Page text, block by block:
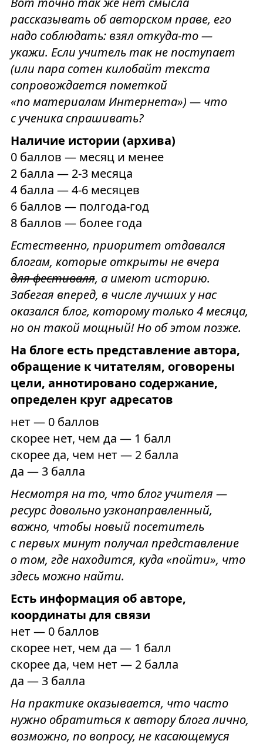
рассказывать об авторском праве, его
надо соблюдать: взял откуда-то —
укажи. Если учитель так не поступает
(или пара сотен килобайт текста
сопровождается пометкой
«по материалам Интернета») — что
с ученика спрашивать?
Наличие истории (архива)
0 баллов — месяц и менее
2 балла — 2-3 месяца
4 балла — 4-6 месяцев
6 баллов — полгода-год
8 баллов — более года
Естественно, приоритет отдавался
блогам, которые открыты не вчера
для фестиваля, а имеют историю.
Забегая вперед, в числе лучших у нас
оказался блог, которому только 4 месяца,
но он такой мощный! Но об этом позже.
На блоге есть представление автора,
обращение к читателям, оговорены
цели, аннотировано содержание,
определен круг адресатов
нет — 0 баллов
скорее нет, чем да — 1 балл
скорее да, чем нет — 2 балла
да — 3 балла
Несмотря на то, что блог учителя —
ресурс довольно узконаправленный,
важно, чтобы новый посетитель
с первых минут получал представление
о том, где находится, куда «пойти», что
здесь можно найти.
Есть информация об авторе,
координаты для связи
нет — 0 баллов
скорее нет, чем да — 1 балл
скорее да, чем нет — 2 балла
да — 3 балла
На практике оказывается, что часто
нужно обратиться к автору блога лично,
возможно, по вопросу, не касающемуся